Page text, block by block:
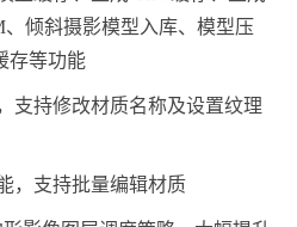
、倾斜摄影模型入库、模型压
存等功能
支持修改材质名称及设置纹理
，支持批量编辑材质